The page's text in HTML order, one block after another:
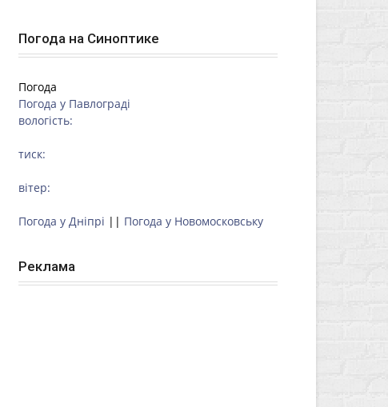
Погода на Синоптике
Погода
Погода у Павлограді
вологість:
тиск:
вітер:
Погода у Дніпрі || Погода у Новомосковську
Реклама